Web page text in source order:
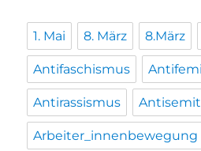
1. Mai 8. März 8.März
Antifaschismus
Antirassismus
Arbeiter_innenbewegung